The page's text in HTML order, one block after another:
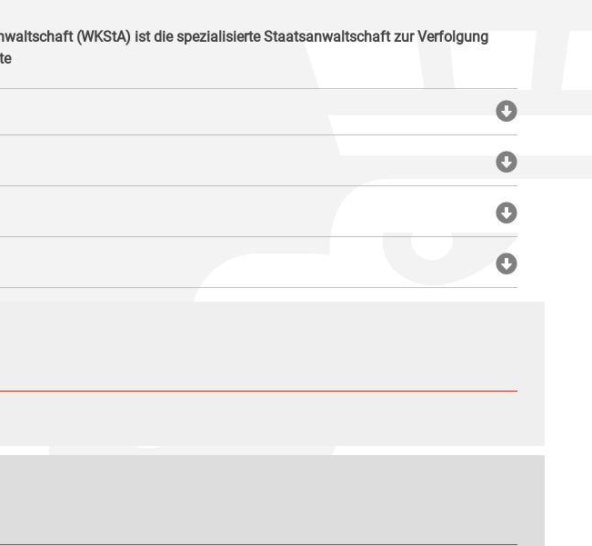
(WKStA) ist die spezialisierte Staatsanwaltschaft zur Verfolgung